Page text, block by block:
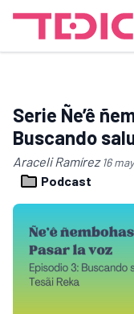
Serie Ñe’ê
Buscando
Araceli Ramírez 16
Podcast